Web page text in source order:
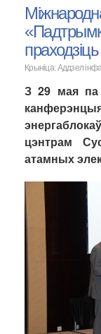
Крыніца:Аддзел
З 29 мая па
цэнтрам
атамных